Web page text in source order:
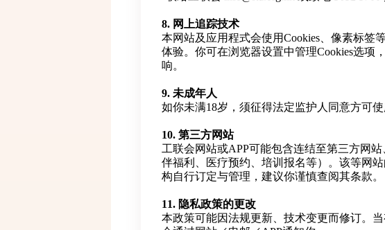
8. 网上追踪技术
本网站及应用程式会使用Cookies、像素标签
体验。你可在浏览器设置中管理Cookies选项
响。
9. 未成年人
如你未满18岁，须征得法定监护人同意方可使
10. 第三方网站
工联会网站或APP可能包含连结至第三方网
伴福利、医疗预约、培训报名等）。该等网
构自行订定与管理，建议你谨慎查阅其条款。
11. 隐私政策的更改
本政策可能因法规更新、技术变更而修订。